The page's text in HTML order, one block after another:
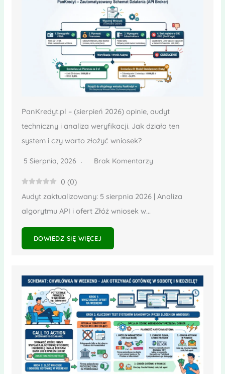
PanKredyt.pl – (sierpień 2026) opinie, audyt
techniczny i analiza weryfikacji. Jak działa ten
system i czy warto złożyć wniosek?
5 Sierpnia, 2026 Brak Komentarzy
0 (0)
Audyt zaktualizowany: 5 sierpnia 2026 | Analiza
algorytmu API i ofert Złóż wniosek w...
DOWIEDZ SIĘ WIĘCEJ